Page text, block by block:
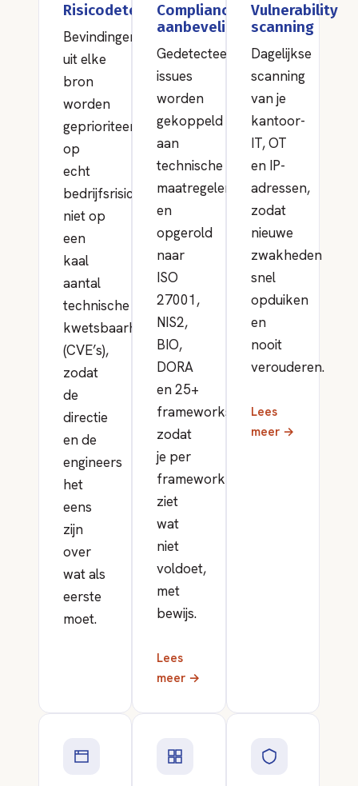
Risicodetectie
Bevindingen
uit elke
bron
worden
geprioriteerd
op
echt
bedrijfsrisico,
niet op
een
kaal
aantal
technische
kwetsbaarheden
(CVE’s),
zodat
de
directie
en de
engineers
het
eens
zijn
over
wat als
eerste
moet.
Compliance-
aanbevelingen
Gedetecteerde
issues
worden
gekoppeld
aan
technische
maatregelen
en
opgerold
naar
ISO
27001,
NIS2,
BIO,
DORA
en 25+
frameworks,
zodat
je per
framework
ziet
wat
niet
voldoet,
met
bewijs.
Lees
meer →
Vulnerability
scanning
Dagelijkse
scanning
van je
kantoor-
IT, OT
en IP-
adressen,
zodat
nieuwe
zwakheden
snel
opduiken
en
nooit
verouderen.
Lees
meer →